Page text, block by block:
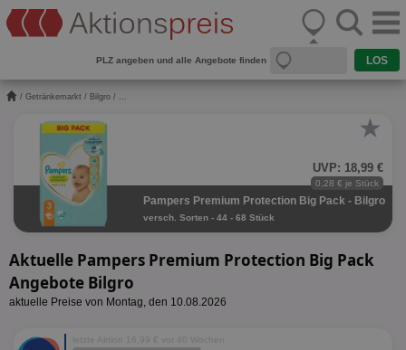
PLZ angeben und alle Angebote finden
/ Getränkemarkt / Bilgro / ...
★
UVP: 18,99 €
0,28 € je Stück
Pampers Premium Protection Big Pack - Bilgro
versch. Sorten - 44 - 68 Stück
Aktuelle Pampers Premium Protection Big Pack
Angebote Bilgro
aktuelle Preise von Montag, den 10.08.2026
letzte Aktion 16,99 € vor 40 Wochen